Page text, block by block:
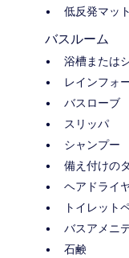
低反発マッ
バスルーム
浴槽または
レインフォ
バスローブ
スリッパ
シャンプー
備え付けの
ヘアドライ
トイレット
バスアメニ
石鹸